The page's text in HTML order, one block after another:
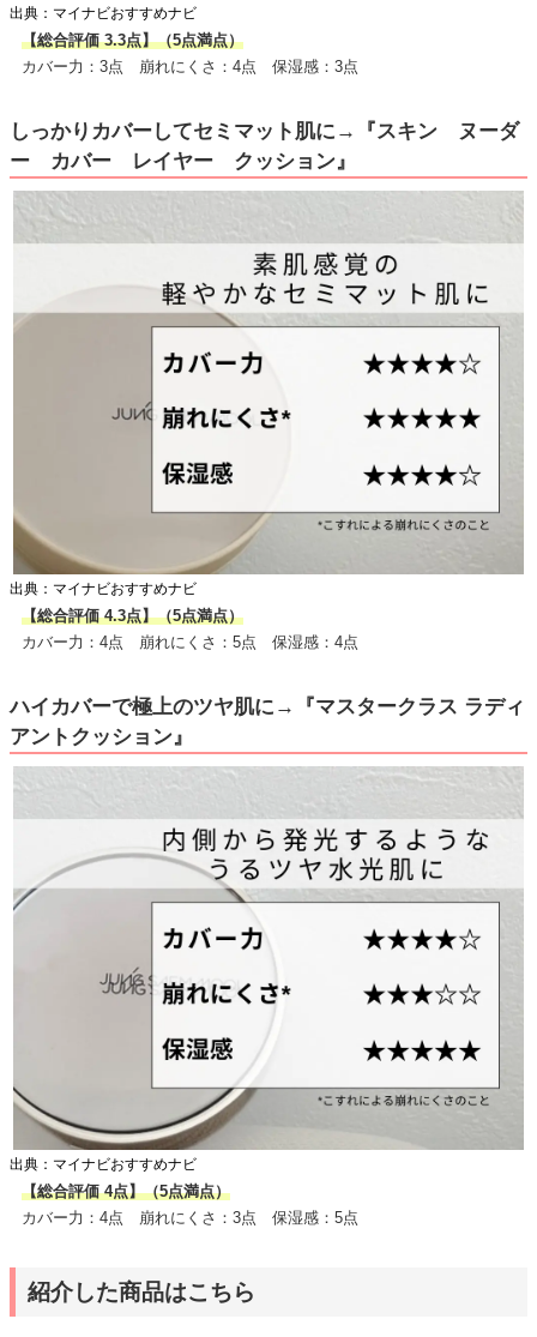
出典：マイナビおすすめナビ
【総合評価 3.3点】（5点満点）
カバー力：3点 崩れにくさ：4点 保湿感：3点
しっかりカバーしてセミマット肌に→『スキン ヌーダ
ー カバー レイヤー クッション』
出典：マイナビおすすめナビ
【総合評価 4.3点】（5点満点）
カバー力：4点 崩れにくさ：5点 保湿感：4点
ハイカバーで極上のツヤ肌に→『マスタークラス ラディ
アントクッション』
出典：マイナビおすすめナビ
【総合評価 4点】（5点満点）
カバー力：4点 崩れにくさ：3点 保湿感：5点
紹介した商品はこちら